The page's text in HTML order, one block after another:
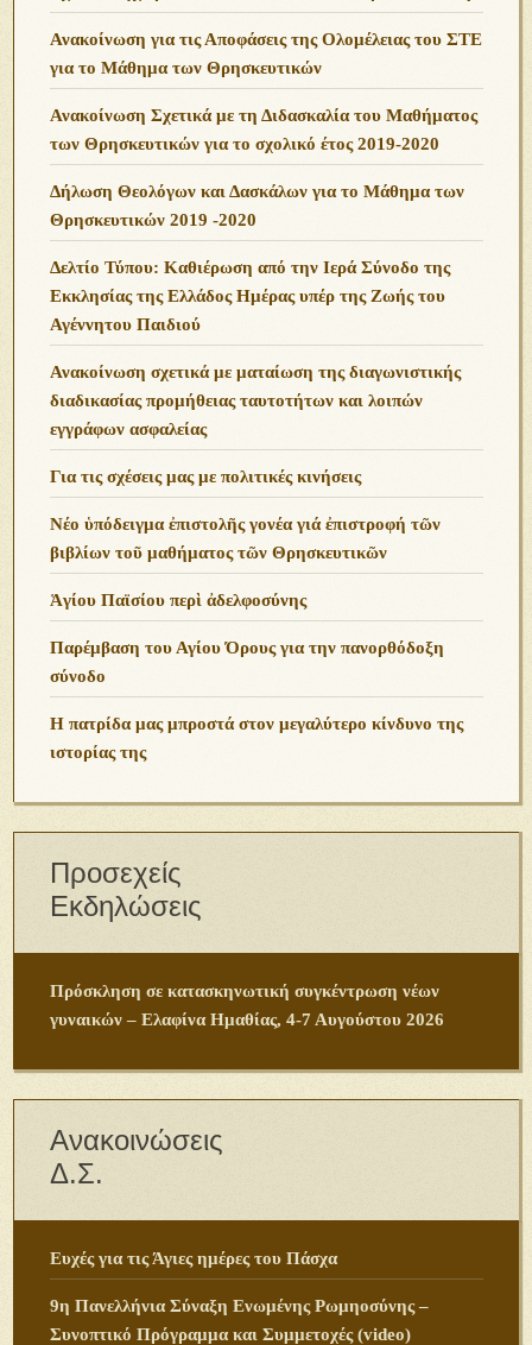
Ανακοίνωση για τις Αποφάσεις της Ολομέλειας του ΣΤΕ
για το Μάθημα των Θρησκευτικών
Ανακοίνωση Σχετικά με τη Διδασκαλία του Μαθήματος
των Θρησκευτικών για το σχολικό έτος 2019-2020
Δήλωση Θεολόγων και Δασκάλων για το Μάθημα των
Θρησκευτικών 2019 -2020
Δελτίο Τύπου: Καθιέρωση από την Ιερά Σύνοδο της
Εκκλησίας της Ελλάδος Ημέρας υπέρ της Ζωής του
Αγέννητου Παιδιού
Ανακοίνωση σχετικά με ματαίωση της διαγωνιστικής
διαδικασίας προμήθειας ταυτοτήτων και λοιπών
εγγράφων ασφαλείας
Για τις σχέσεις μας με πολιτικές κινήσεις
Νέο ὑπόδειγμα ἐπιστολῆς γονέα γιά ἐπιστροφή τῶν
βιβλίων τοῦ μαθήματος τῶν Θρησκευτικῶν
Ἁγίου Παϊσίου περὶ ἀδελφοσύνης
Παρέμβαση του Αγίου Όρους για την πανορθόδοξη
σύνοδο
Η πατρίδα μας μπροστά στον μεγαλύτερο κίνδυνο της
ιστορίας της
Προσεχείς
Εκδηλώσεις
Πρόσκληση σε κατασκηνωτική συγκέντρωση νέων
γυναικών – Ελαφίνα Ημαθίας, 4-7 Αυγούστου 2026
Ανακοινώσεις
Δ.Σ.
Ευχές για τις Άγιες ημέρες του Πάσχα
9η Πανελλήνια Σύναξη Ενωμένης Ρωμηοσύνης –
Συνοπτικό Πρόγραμμα και Συμμετοχές (video)